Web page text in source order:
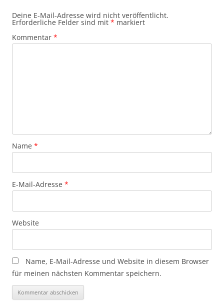
Deine E-Mail-Adresse wird nicht veröffentlicht.
Erforderliche Felder sind mit * markiert
Kommentar *
Name *
E-Mail-Adresse *
Website
Name, E-Mail-Adresse und Website in diesem Browser
für meinen nächsten Kommentar speichern.